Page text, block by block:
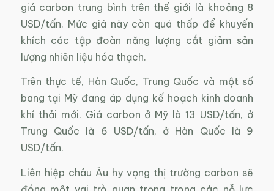
giá carbon trung bình trên thế giới là khoảng 8
USD/tấn. Mức giá này còn quá thấp để khuyến
khích các tập đoàn năng lượng cắt giảm sản
lượng nhiên liệu hóa thạch.
Trên thực tế, Hàn Quốc, Trung Quốc và một số
bang tại Mỹ đang áp dụng kế hoạch kinh doanh
khí thải mới. Giá carbon ở Mỹ là 13 USD/tấn, ở
Trung Quốc là 6 USD/tấn, ở Hàn Quốc là 9
USD/tấn.
Liên hiệp châu Âu hy vọng thị trường carbon sẽ